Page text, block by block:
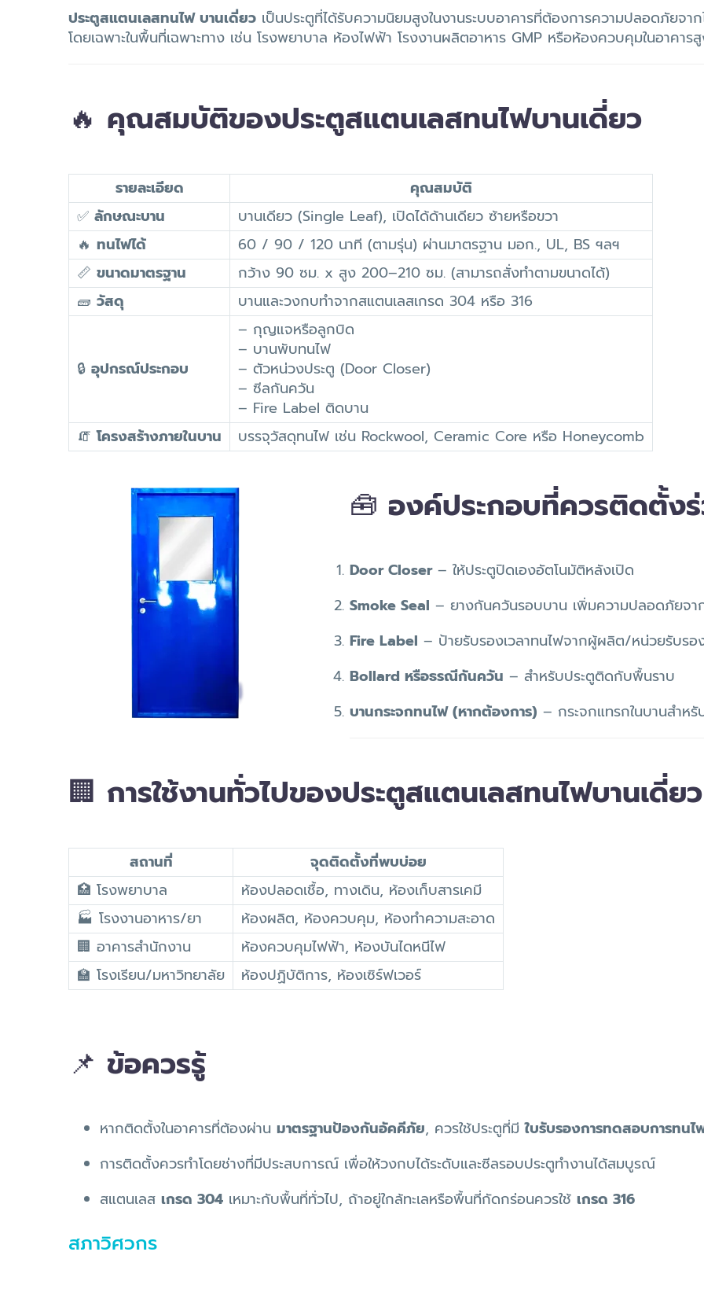
ประตูสแตนเลสทนไฟ บานเดี่ยว เป็นประตูที่ได้รับความนิยมสูงในงานระบบอาคารที่ต้องการความปลอดภัยจ
โดยเฉพาะในพื้นที่เฉพาะทาง เช่น โรงพยาบาล ห้องไฟฟ้า โรงงานผลิตอาหาร GMP หรือห้องควบคุมในอาคาร
🔥 คุณสมบัติของประตูสแตนเลสทนไฟบานเดี่ยว
รายละเอียด
คุณสมบัติ
✅ ลักษณะบาน
บานเดียว (Single Leaf), เปิดได้ด้านเดียว ซ้ายหรือขวา
🔥 ทนไฟได้
60 / 90 / 120 นาที (ตามรุ่น) ผ่านมาตรฐาน มอก., UL, BS ฯลฯ
📏 ขนาดมาตรฐาน
กว้าง 90 ซม. x สูง 200–210 ซม. (สามารถสั่งทำตามขนาดได้)
🧱 วัสดุ บานและวงกบทำจากสแตนเลสเกรด 304 หรือ 316
🔒 อุปกรณ์ประกอบ
– กุญแจหรือลูกบิด
– บานพับทนไฟ
– ตัวหน่วงประตู (Door Closer)
– ซีลกันควัน
– Fire Label ติดบาน
🧯โครงสร้างภายในบาน บรรจุวัสดุทนไฟ เช่น Rockwool, Ceramic Core หรือ Honeycomb
🧰 องค์ประกอบที่ควรติดตั้ง
Door Closer– ให้ประตูปิดเองอัตโนมัติหลังเปิด
Smoke Seal – ยางกันควันรอบบาน เพิ่มความปลอดภัยจา
Fire Label – ป้ายรับรองเวลาทนไฟจากผู้ผลิต/หน่วยรับรอ
Bollard หรือธรณีกันควัน – สำหรับประตูติดกับพื้นราบ
บานกระจกทนไฟ (หากต้องการ) – กระจกแทรกในบานสำห
🏢 การใช้งานทั่วไปของประตูสแตนเลสทนไฟบานเดี่ยว
สถานที่
จุดติดตั้งที่พบบ่อย
🏥 โรงพยาบาล
ห้องปลอดเชื้อ, ทางเดิน, ห้องเก็บสารเคมี
🏭 โรงงานอาหาร/ยา
ห้องผลิต, ห้องควบคุม, ห้องทำความสะอาด
🏢 อาคารสำนักงาน
ห้องควบคุมไฟฟ้า, ห้องบันไดหนีไฟ
🏫 โรงเรียน/มหาวิทยาลัย
ห้องปฏิบัติการ, ห้องเซิร์ฟเวอร์
📌 ข้อควรรู้
หากติดตั้งในอาคารที่ต้องผ่าน มาตรฐานป้องกันอัคคีภัย, ควรใช้ประตูที่มีใบรับรองการทดสอบการทนไ
การติดตั้งควรทำโดยช่างที่มีประสบการณ์ เพื่อให้วงกบได้ระดับและซีลรอบประตูทำงานได้สมบูรณ์
สแตนเลส เกรด 304 เหมาะกับพื้นที่ทั่วไป, ถ้าอยู่ใกล้ทะเลหรือพื้นที่กัดกร่อนควรใช้ เกรด 316
สภาวิศวกร